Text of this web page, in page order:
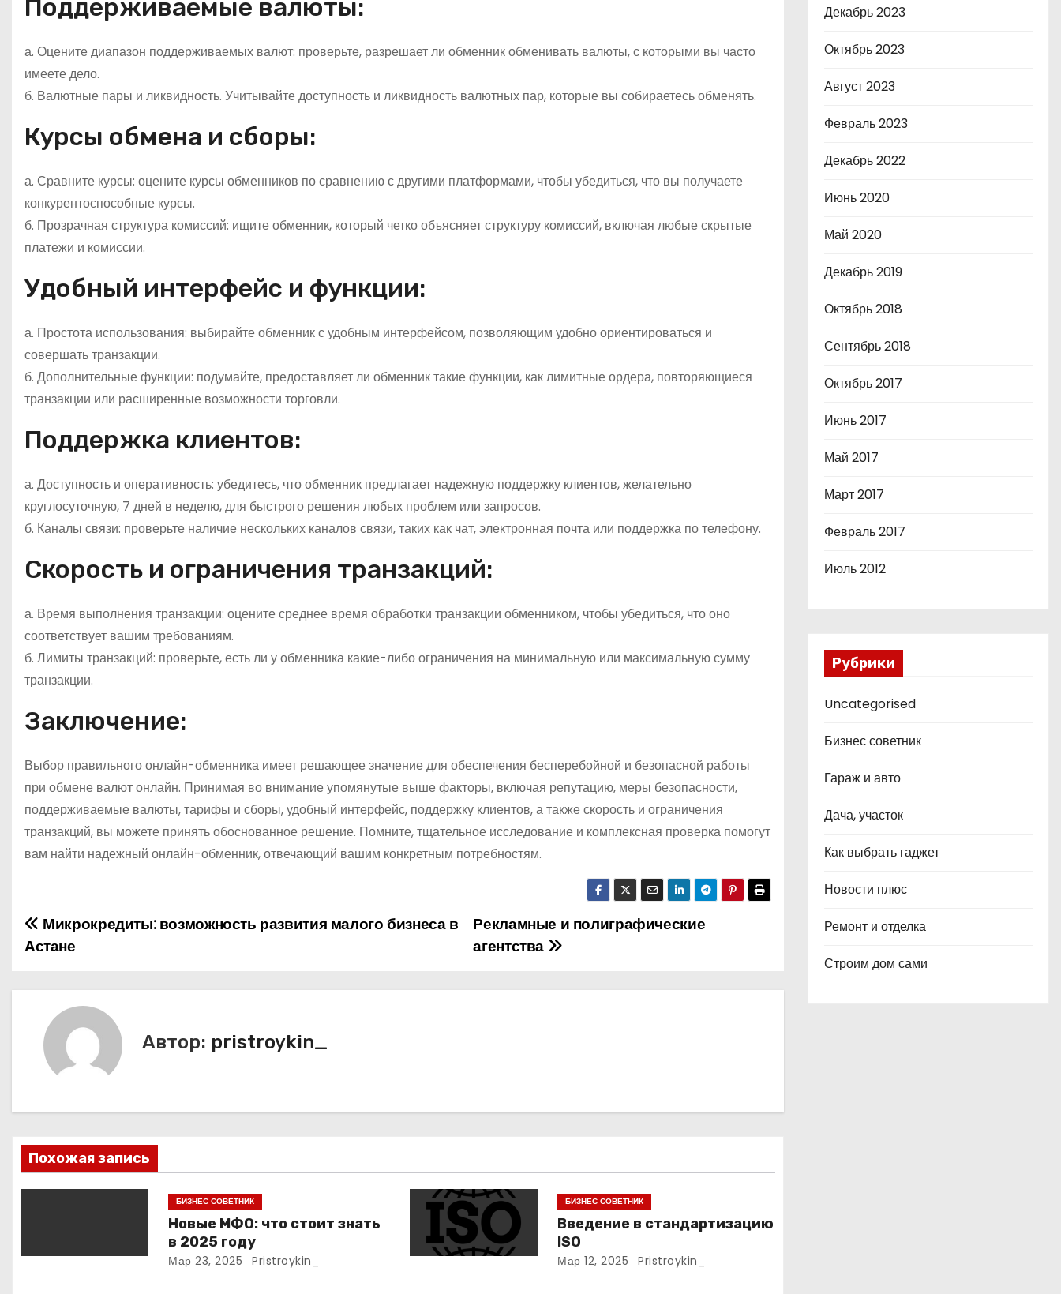
Поддерживаемые валюты:
а. Оцените диапазон поддерживаемых валют: проверьте, разрешает ли обменник обменивать валюты, с которыми вы часто
имеете дело.
б. Валютные пары и ликвидность. Учитывайте доступность и ликвидность валютных пар, которые вы собираетесь обменять.
Курсы обмена и сборы:
а. Сравните курсы: оцените курсы обменников по сравнению с другими платформами, чтобы убедиться, что вы получаете
конкурентоспособные курсы.
б. Прозрачная структура комиссий: ищите обменник, который четко объясняет структуру комиссий, включая любые скрытые
платежи и комиссии.
Удобный интерфейс и функции:
а. Простота использования: выбирайте обменник с удобным интерфейсом, позволяющим удобно ориентироваться и
совершать транзакции.
б. Дополнительные функции: подумайте, предоставляет ли обменник такие функции, как лимитные ордера, повторяющиеся
транзакции или расширенные возможности торговли.
Поддержка клиентов:
а. Доступность и оперативность: убедитесь, что обменник предлагает надежную поддержку клиентов, желательно
круглосуточную, 7 дней в неделю, для быстрого решения любых проблем или запросов.
б. Каналы связи: проверьте наличие нескольких каналов связи, таких как чат, электронная почта или поддержка по телефону.
Скорость и ограничения транзакций:
а. Время выполнения транзакции: оцените среднее время обработки транзакции обменником, чтобы убедиться, что оно
соответствует вашим требованиям.
б. Лимиты транзакций: проверьте, есть ли у обменника какие-либо ограничения на минимальную или максимальную сумму
транзакции.
Заключение:
Выбор правильного онлайн-обменника имеет решающее значение для обеспечения бесперебойной и безопасной работы
при обмене валют онлайн. Принимая во внимание упомянутые выше факторы, включая репутацию, меры безопасности,
поддерживаемые валюты, тарифы и сборы, удобный интерфейс, поддержку клиентов, а также скорость и ограничения
транзакций, вы можете принять обоснованное решение. Помните, тщательное исследование и комплексная проверка помогут
вам найти надежный онлайн-обменник, отвечающий вашим конкретным потребностям.
Н
в
и
я
о
Рекламные и полиграфические
агентства
Микрокредиты: возможность развития малого бизнеса в
Астане
Автор: pristroykin_
Похожая запись
БИЗНЕС СОВЕТНИК
Новые МФО: что стоит знать
в 2025 году
Мар 23, 2025 Pristroykin_
БИЗНЕС СОВЕТНИК
Введение в стандартизацию
ISO
Мар 12, 2025 Pristroykin_
Декабрь 2023
Октябрь 2023
Август 2023
Февраль 2023
Декабрь 2022
Июнь 2020
Май 2020
Декабрь 2019
Октябрь 2018
Сентябрь 2018
Октябрь 2017
Июнь 2017
Май 2017
Март 2017
Февраль 2017
Июль 2012
Рубрики
Uncategorised
Бизнес советник
Гараж и авто
Дача, участок
Как выбрать гаджет
Новости плюс
Ремонт и отделка
Строим дом сами